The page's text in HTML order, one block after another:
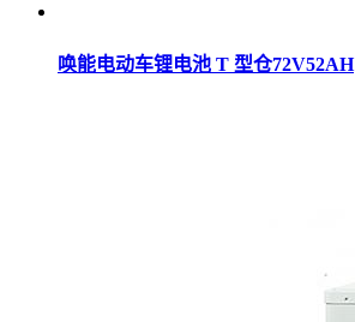
唤能电动车锂电池 T 型仓72V52AH